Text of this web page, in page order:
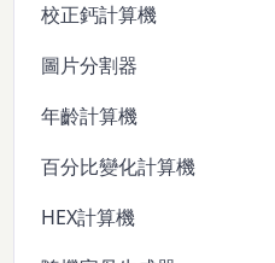
校正鈣計算機
圖片分割器
年齡計算機
百分比變化計算機
HEX計算機